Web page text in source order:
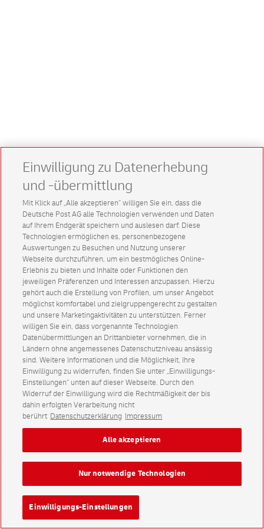
Einwilligung zu Datenerhebung
und -übermittlung
Mit Klick auf „Alle akzeptieren” willigen Sie ein, dass die
Deutsche Post AG alle Technologien verwenden und Daten
auf Ihrem Endgerät speichern und auslesen darf. Diese
Technologien ermöglichen es, personenbezogene
Auswertungen zu Besuchen und Nutzung unserer
Webseite durchzuführen, um ein bestmögliches Online-
Erlebnis zu bieten und Inhalte oder Funktionen den
jeweiligen Präferenzen und Interessen anzupassen. Hierzu
gehört auch die Erstellung von Profilen, um unser Angebot
möglichst komfortabel und zielgruppengerecht zu gestalten
und unsere Marketingaktivitäten zu unterstützen. Ferner
willigen Sie ein, dass vorgenannte Technologien
Datenübermittlungen an Drittanbieter vornehmen, die in
Ländern ohne angemessenes Datenschutzniveau ansässig
sind. Weitere Informationen und die Möglichkeit, Ihre
Einwilligung zu widerrufen, finden Sie unter „Einwilligungs-
Einstellungen“ unten auf dieser Webseite. Durch den
Widerruf der Einwilligung wird die Rechtmäßigkeit der bis
dahin erfolgten Verarbeitung nicht
berührt Datenschutzerklärung Impressum
Einwilligungs-Einstellungen
Nur notwendige Technologien
Alle akzeptieren